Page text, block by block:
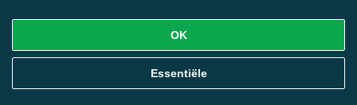
Wij kunnen deze Verklaring van tijd tot tijd bijwerken als
reactie op veranderende juridische, technische of zakelijke
ontwikkelingen. Wanneer wij onze Privacyverklaring
bijwerken, zullen wij passende maatregelen nemen om u
op de hoogte te brengen, in overeenstemming met het
OK
Essentiële